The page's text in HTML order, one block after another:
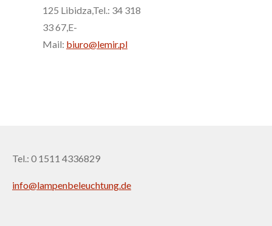
125 Libidza,Tel.: 34 318
33 67,E-
Mail: biuro@lemir.pl
Tel.: 0 1511 4336829
info@lampenbeleuchtung.de